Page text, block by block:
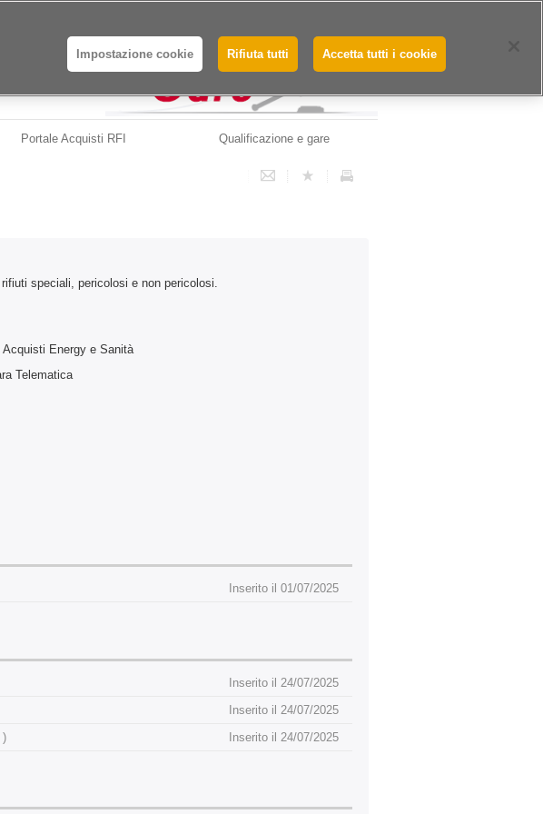
Portale Acquisti RFI Qualificazione e gare
speciali, pericolosi e non pericolosi.
Acquisti Energy e Sanità
Telematica
Inserito il 01/07/2025
Inserito il 24/07/2025
Inserito il 24/07/2025
)
Inserito il 24/07/2025
Impostazione cookie Rifiuta tutti Accetta tutti i cookie